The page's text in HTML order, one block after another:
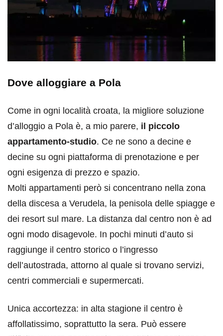
Dove alloggiare a Pola
Come in ogni località croata, la migliore soluzione
d’alloggio a Pola è, a mio parere, il piccolo
appartamento-studio. Ce ne sono a decine e
decine su ogni piattaforma di prenotazione e per
ogni esigenza di prezzo e spazio.
Molti appartamenti però si concentrano nella zona
della discesa a Verudela, la penisola delle spiagge e
dei resort sul mare. La distanza dal centro non è ad
ogni modo disagevole. In pochi minuti d’auto si
raggiunge il centro storico o l’ingresso
dell’autostrada, attorno al quale si trovano servizi,
centri commerciali e supermercati.
Unica accortezza: in alta stagione il centro è
affollatissimo, soprattutto la sera. Può essere